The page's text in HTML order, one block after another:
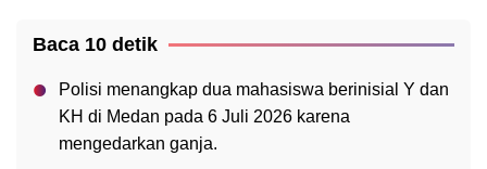
Baca 10 detik
Polisi menangkap dua mahasiswa berinisial Y dan
KH di Medan pada 6 Juli 2026 karena
mengedarkan ganja.